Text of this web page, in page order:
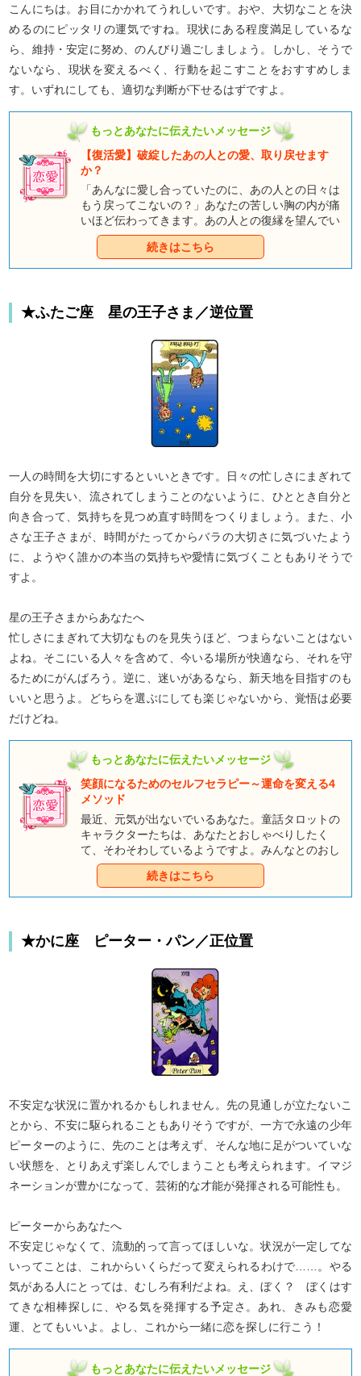
こんにちは。お目にかかれてうれしいです。おや、大切なことを決
めるのにピッタリの運気ですね。現状にある程度満足しているな
ら、維持・安定に努め、のんびり過ごしましょう。しかし、そうで
ないなら、現状を変えるべく、行動を起こすことをおすすめしま
す。いずれにしても、適切な判断が下せるはずですよ。
もっとあなたに伝えたいメッセージ
【復活愛】破綻したあの人との愛、取り戻せます
か？
「あんなに愛し合っていたのに、あの人との日々は
もう戻ってこないの？」あなたの苦しい胸の内が痛
いほど伝わってきます。あの人との復縁を望んでい
るあなたのために、童話タロットのキャラクタ―た
ちがしっかりとお話しさせていただきます。さて、
復活愛はあり得るのかしら？ それとも……？
続きはこちら
★ふたご座 星の王子さま／逆位置
一人の時間を大切にするといいときです。日々の忙しさにまぎれて
自分を見失い、流されてしまうことのないように、ひととき自分と
向き合って、気持ちを見つめ直す時間をつくりましょう。また、小
さな王子さまが、時間がたってからバラの大切さに気づいたよう
に、ようやく誰かの本当の気持ちや愛情に気づくこともありそうで
すよ。
星の王子さまからあなたへ
忙しさにまぎれて大切なものを見失うほど、つまらないことはない
よね。そこにいる人々を含めて、今いる場所が快適なら、それを守
るためにがんばろう。逆に、迷いがあるなら、新天地を目指すのも
いいと思うよ。どちらを選ぶにしても楽じゃないから、覚悟は必要
だけどね。
もっとあなたに伝えたいメッセージ
笑顔になるためのセルフセラピー～運命を変える4
メソッド
最近、元気が出ないでいるあなた。童話タロットの
キャラクターたちは、あなたとおしゃべりしたく
て、そわそわしているようですよ。みんなとのおし
ゃべりを通して、あなただけのハッピーエンドをつ
かんでくださいね。
続きはこちら
★かに座 ピーター・パン／正位置
不安定な状況に置かれるかもしれません。先の見通しが立たないこ
とから、不安に駆られることもありそうですが、一方で永遠の少年
ピーターのように、先のことは考えず、そんな地に足がついていな
い状態を、とりあえず楽しんでしまうことも考えられます。イマジ
ネーションが豊かになって、芸術的な才能が発揮される可能性も。
ピーターからあなたへ
不安定じゃなくて、流動的って言ってほしいな。状況が一定してな
いってことは、これからいくらだって変えられるわけで……。やる
気がある人にとっては、むしろ有利だよね。え、ぼく？ ぼくはす
てきな相棒探しに、やる気を発揮する予定さ。あれ、きみも恋愛
運、とてもいいよ。よし、これから一緒に恋を探しに行こう！
もっとあなたに伝えたいメッセージ